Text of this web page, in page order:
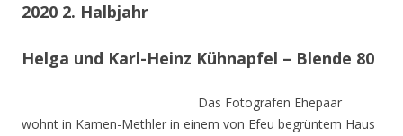
2020 2. Halbjahr
Helga und Karl-Heinz Kühnapfel – Blende 80
Das Fotografen Ehepaar
wohnt in Kamen-Methler in einem von Efeu begrüntem Haus